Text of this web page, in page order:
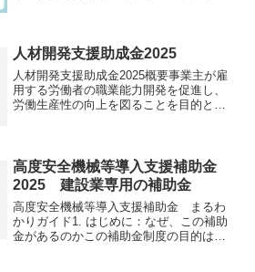
処遇の改善を目的とし、正...
人材開発支援助成金2025
人材開発支援助成金2025概要事業主が雇
用する労働者の職業能力開発を促進し、
労働生産性の向上を図ることを目的とし
なる目的と対象を持つ...
高度安全機械等導入支援補助金
2025 建設業専用の補助金
高度安全機械等導入支援補助金 まるわ
かりガイド1. はじめに：なぜ、この補助
金があるのかこの補助金制度の目的は、